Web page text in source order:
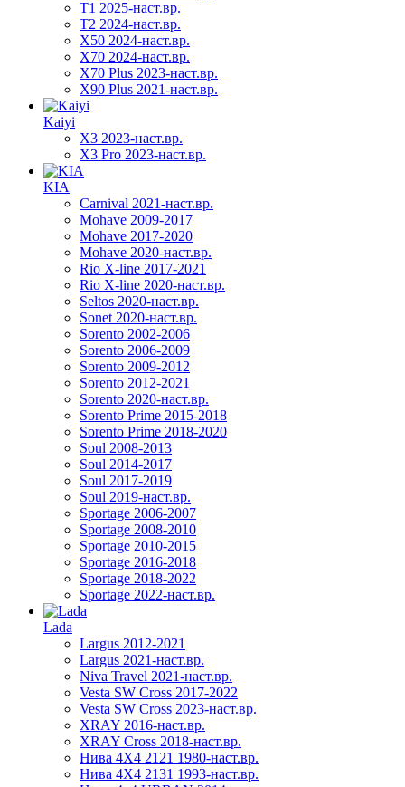
T1 2025-наст.вр.
T2 2024-наст.вр.
X50 2024-наст.вр.
X70 2024-наст.вр.
X70 Plus 2023-наст.вр.
X90 Plus 2021-наст.вр.
Kaiyi
X3 2023-наст.вр.
X3 Pro 2023-наст.вр.
KIA
Carnival 2021-наст.вр.
Mohave 2009-2017
Mohave 2017-2020
Mohave 2020-наст.вр.
Rio X-line 2017-2021
Rio X-line 2020-наст.вр.
Seltos 2020-наст.вр.
Sonet 2020-наст.вр.
Sorento 2002-2006
Sorento 2006-2009
Sorento 2009-2012
Sorento 2012-2021
Sorento 2020-наст.вр.
Sorento Prime 2015-2018
Sorento Prime 2018-2020
Soul 2008-2013
Soul 2014-2017
Soul 2017-2019
Soul 2019-наст.вр.
Sportage 2006-2007
Sportage 2008-2010
Sportage 2010-2015
Sportage 2016-2018
Sportage 2018-2022
Sportage 2022-наст.вр.
Lada
Largus 2012-2021
Largus 2021-наст.вр.
Niva Travel 2021-наст.вр.
Vesta SW Cross 2017-2022
Vesta SW Cross 2023-наст.вр.
XRAY 2016-наст.вр.
XRAY Cross 2018-наст.вр.
Нива 4X4 2121 1980-наст.вр.
Нива 4X4 2131 1993-наст.вр.